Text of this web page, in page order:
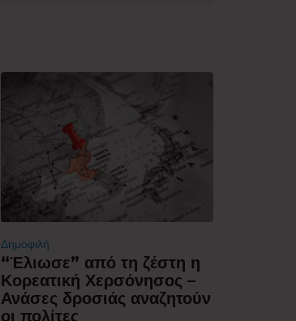
Δημοφιλή
“Έλιωσε” από τη ζέστη η
Κορεατική Χερσόνησος –
Ανάσες δροσιάς αναζητούν
οι πολίτες